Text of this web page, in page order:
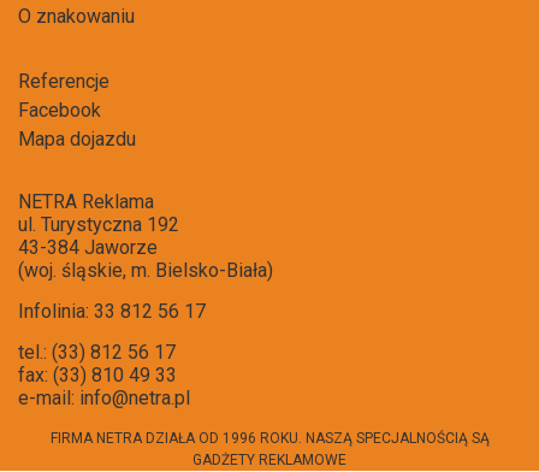
O znakowaniu
Referencje
Facebook
Mapa dojazdu
NETRA Reklama
ul. Turystyczna 192
43-384 Jaworze
(woj. śląskie, m. Bielsko-Biała)
Infolinia: 33 812 56 17
tel.: (33) 812 56 17
fax: (33) 810 49 33
e-mail: info@netra.pl
FIRMA NETRA DZIAŁA OD 1996 ROKU. NASZĄ SPECJALNOŚCIĄ SĄ
GADŻETY REKLAMOWE